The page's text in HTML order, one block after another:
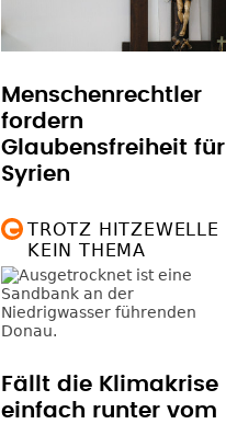
Menschenrechtler
fordern
Glaubensfreiheit für
Syrien
TROTZ HITZEWELLE
KEIN THEMA
Fällt die Klimakrise
einfach runter vom
Sorgenberg?